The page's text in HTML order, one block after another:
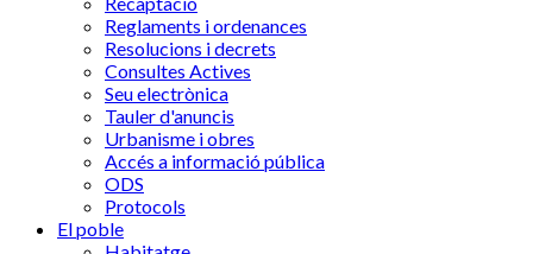
Reglaments i ordenances
Resolucions i decrets
Consultes Actives
Seu electrònica
Tauler d'anuncis
Urbanisme i obres
Accés a informació pública
ODS
Protocols
El poble